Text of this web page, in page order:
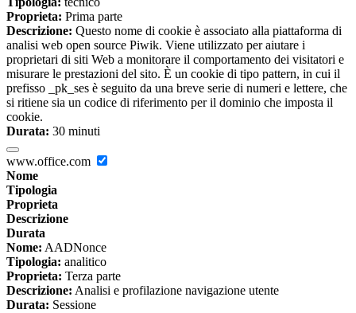
Proprieta: Prima parte
Descrizione: Questo nome di cookie è associato alla piattaforma di
analisi web open source Piwik. Viene utilizzato per aiutare i
proprietari di siti Web a monitorare il comportamento dei visitatori e
misurare le prestazioni del sito. È un cookie di tipo pattern, in cui il
prefisso _pk_ses è seguito da una breve serie di numeri e lettere, che
si ritiene sia un codice di riferimento per il dominio che imposta il
cookie.
Durata: 30 minuti
www.office.com
Nome
Tipologia
Proprieta
Descrizione
Durata
Nome: AADNonce
Tipologia: analitico
Proprieta: Terza parte
Descrizione: Analisi e profilazione navigazione utente
Durata: Sessione